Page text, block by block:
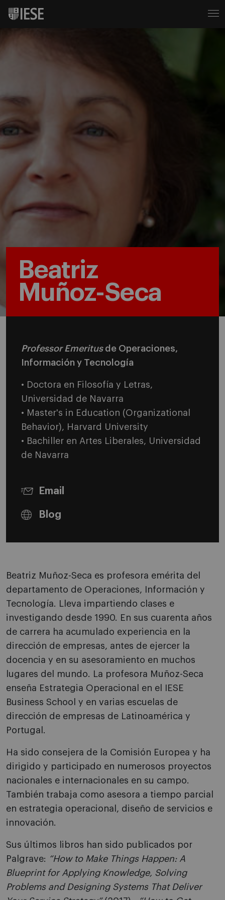
Beatriz
Muñoz-Seca
Professor Emeritus de Operaciones,
Información y Tecnología
• Doctora en Filosofía y Letras,
Universidad de Navarra
• Master's in Education (Organizational
Behavior), Harvard University
• Bachiller en Artes Liberales, Universidad
de Navarra
Email
Blog
Beatriz Muñoz-Seca es profesora emérita del
departamento de Operaciones, Información y
Tecnología. Lleva impartiendo clases e
investigando desde 1990. En sus cuarenta años
de carrera ha acumulado experiencia en la
dirección de empresas, antes de ejercer la
docencia y en su asesoramiento en muchos
lugares del mundo. La profesora Muñoz-Seca
enseña Estrategia Operacional en el IESE
Business School y en varias escuelas de
dirección de empresas de Latinoamérica y
Portugal.
Ha sido consejera de la Comisión Europea y ha
dirigido y participado en numerosos proyectos
nacionales e internacionales en su campo.
También trabaja como asesora a tiempo parcial
en estrategia operacional, diseño de servicios e
innovación.
Sus últimos libros han sido publicados por
Palgrave: “How to Make Things Happen: A
Blueprint for Applying Knowledge, Solving
Problems and Designing Systems That Deliver